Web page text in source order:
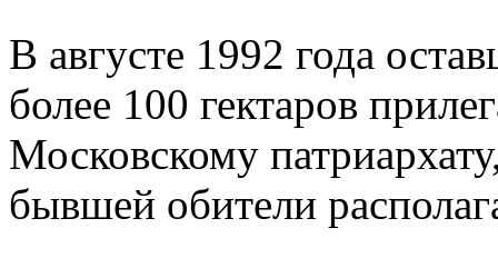
В августе 1992 года
более 100 гектаров
Московскому
бывшей обители